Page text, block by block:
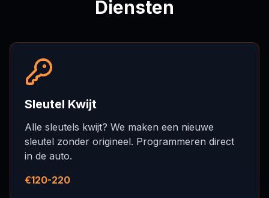
Diensten
Sleutel Kwijt
Alle sleutels kwijt? We maken een nieuwe
sleutel zonder origineel. Programmeren direct
in de auto.
€120-220